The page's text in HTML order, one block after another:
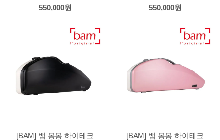
550,000원
550,000원
[BAM] 뱀 봉봉 하이테크
[BAM] 뱀 봉봉 하이테크